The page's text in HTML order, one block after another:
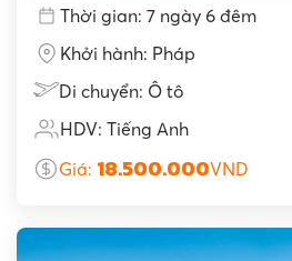
Thời gian: 7 ngày 6 đêm
Khởi hành: Pháp
Di chuyển: Ô tô
HDV: Tiếng Anh
Giá: 18.500.000VND